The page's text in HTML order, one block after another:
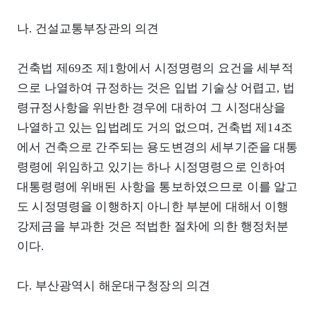
나. 건설교통부장관의 의견
건축법 제69조 제1항에서 시정명령의 요건을 세부적
으로 나열하여 규정하는 것은 입법 기술상 어렵고, 법
령규정사항을 위반한 경우에 대하여 그 시정대상을
나열하고 있는 입법례도 거의 없으며, 건축법 제14조
에서 건축으로 간주되는 용도변경의 세부기준을 대통
령령에 위임하고 있기는 하나 시정명령으로 인하여
대통령령에 위배된 사항을 통보하였으므로 이를 알고
도 시정명령을 이행하지 아니한 부분에 대해서 이행
강제금을 부과한 것은 적법한 절차에 의한 행정처분
이다.
다. 부산광역시 해운대구청장의 의견